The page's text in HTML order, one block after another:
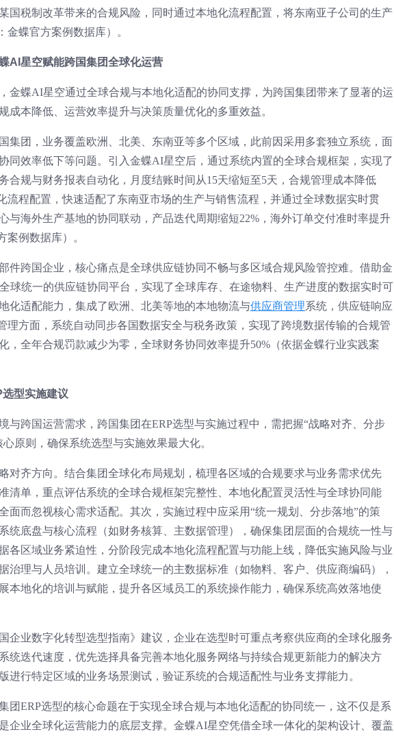
国税制改革带来的合规风险，同时通过本地化流程配置，将东南亚子公司的生产
金蝶官方案例数据库）。
AI星空赋能跨国集团全球化运营
金蝶AI星空通过全球合规与本地化适配的协同支撑，为跨国集团带来了显著的运
成本降低、运营效率提升与决策质量优化的多重效益。
集团，业务覆盖欧洲、北美、东南亚等多个区域，此前因采用多套独立系统，面
同效率低下等问题。引入金蝶AI星空后，通过系统内置的全球合规框架，实现了
合规与财务报表自动化，月度结账时间从15天缩短至5天，合规管理成本降低
流程配置，快速适配了东南亚市场的生产与销售流程，并通过全球数据实时贯
与海外生产基地的协同联动，产品迭代周期缩短22%，海外订单交付准时率提升
案例数据库）。
件跨国企业，核心痛点是全球供应链协同不畅与多区域合规风险管控难。借助金
球统一的供应链协同平台，实现了全球库存、在途物料、生产进度的数据实时可
化适配能力，集成了欧洲、北美等地的本地物流与供应商管理系统，供应链响应
理方面，系统自动同步各国数据安全与税务政策，实现了跨境数据传输的合规管
，全年合规罚款减少为零，全球财务协同效率提升50%（依据金蝶行业实践案
型实施建议
与跨国运营需求，跨国集团在ERP选型与实施过程中，需把握“战略对齐、分步
原则，确保系统选型与实施效果最大化。
对齐方向。结合集团全球化布局规划，梳理各区域的合规要求与业务需求优先
清单，重点评估系统的全球合规框架完整性、本地化配置灵活性与全球协同能
面而忽视核心需求适配。其次，实施过程中应采用“统一规划、分步落地”的策
统底盘与核心流程（如财务核算、主数据管理），确保集团层面的合规统一性与
各区域业务紧迫性，分阶段完成本地化流程配置与功能上线，降低实施风险与业
治理与人员培训。建立全球统一的主数据标准（如物料、客户、供应商编码），
本地化的培训与赋能，提升各区域员工的系统操作能力，确保系统高效落地使
企业数字化转型选型指南》建议，企业在选型时可重点考察供应商的全球化服务
统迭代速度，优先选择具备完善本地化服务网络与持续合规更新能力的解决方
进行特定区域的业务场景测试，验证系统的合规适配性与业务支撑能力。
团ERP选型的核心命题在于实现全球合规与本地化适配的协同统一，这不仅是系
企业全球化运营能力的底层支撑。金蝶AI星空凭借全球一体化的架构设计、覆盖